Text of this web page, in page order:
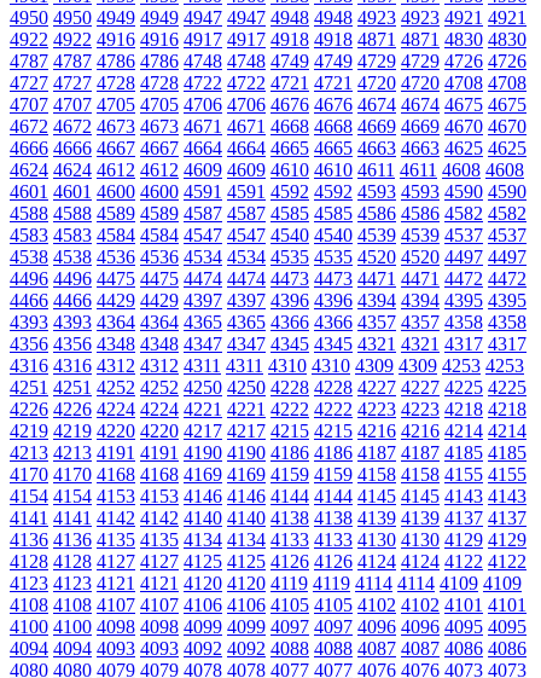
4950 4950 4949 4949 4947 4947 4948 4948 4923 4923 4921 4921
4922 4922 4916 4916 4917 4917 4918 4918 4871 4871 4830 4830
4787 4787 4786 4786 4748 4748 4749 4749 4729 4729 4726 4726
4727 4727 4728 4728 4722 4722 4721 4721 4720 4720 4708 4708
4707 4707 4705 4705 4706 4706 4676 4676 4674 4674 4675 4675
4672 4672 4673 4673 4671 4671 4668 4668 4669 4669 4670 4670
4666 4666 4667 4667 4664 4664 4665 4665 4663 4663 4625 4625
4624 4624 4612 4612 4609 4609 4610 4610 4611 4611 4608 4608
4601 4601 4600 4600 4591 4591 4592 4592 4593 4593 4590 4590
4588 4588 4589 4589 4587 4587 4585 4585 4586 4586 4582 4582
4583 4583 4584 4584 4547 4547 4540 4540 4539 4539 4537 4537
4538 4538 4536 4536 4534 4534 4535 4535 4520 4520 4497 4497
4496 4496 4475 4475 4474 4474 4473 4473 4471 4471 4472 4472
4466 4466 4429 4429 4397 4397 4396 4396 4394 4394 4395 4395
4393 4393 4364 4364 4365 4365 4366 4366 4357 4357 4358 4358
4356 4356 4348 4348 4347 4347 4345 4345 4321 4321 4317 4317
4316 4316 4312 4312 4311 4311 4310 4310 4309 4309 4253 4253
4251 4251 4252 4252 4250 4250 4228 4228 4227 4227 4225 4225
4226 4226 4224 4224 4221 4221 4222 4222 4223 4223 4218 4218
4219 4219 4220 4220 4217 4217 4215 4215 4216 4216 4214 4214
4213 4213 4191 4191 4190 4190 4186 4186 4187 4187 4185 4185
4170 4170 4168 4168 4169 4169 4159 4159 4158 4158 4155 4155
4154 4154 4153 4153 4146 4146 4144 4144 4145 4145 4143 4143
4141 4141 4142 4142 4140 4140 4138 4138 4139 4139 4137 4137
4136 4136 4135 4135 4134 4134 4133 4133 4130 4130 4129 4129
4128 4128 4127 4127 4125 4125 4126 4126 4124 4124 4122 4122
4123 4123 4121 4121 4120 4120 4119 4119 4114 4114 4109 4109
4108 4108 4107 4107 4106 4106 4105 4105 4102 4102 4101 4101
4100 4100 4098 4098 4099 4099 4097 4097 4096 4096 4095 4095
4094 4094 4093 4093 4092 4092 4088 4088 4087 4087 4086 4086
4080 4080 4079 4079 4078 4078 4077 4077 4076 4076 4073 4073